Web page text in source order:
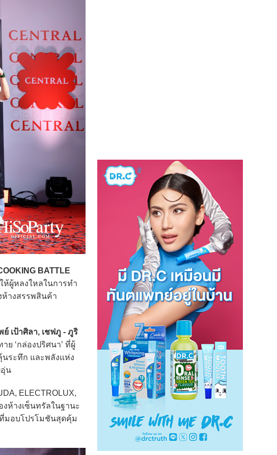
BATTLE
ห้ผู้หลงใหลในการทำ
ห้างสรรพสินค้า
เป้าศิลา, เชฟภู - ภูริ
ย ‘กล่องปริศนา’ ที่ผู้
นระทึก และพลังแห่ง
อุ่น
ELECTROLUX,
งห้างเซ็นทรัลในฐานะ
มอบโปรโมชันสุดคุ้ม